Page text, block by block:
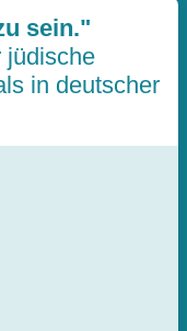
sein."
jüdische
in deutscher